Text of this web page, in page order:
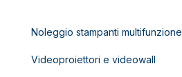
Noleggio stampanti multifunzione
Videoproiettori e videowall